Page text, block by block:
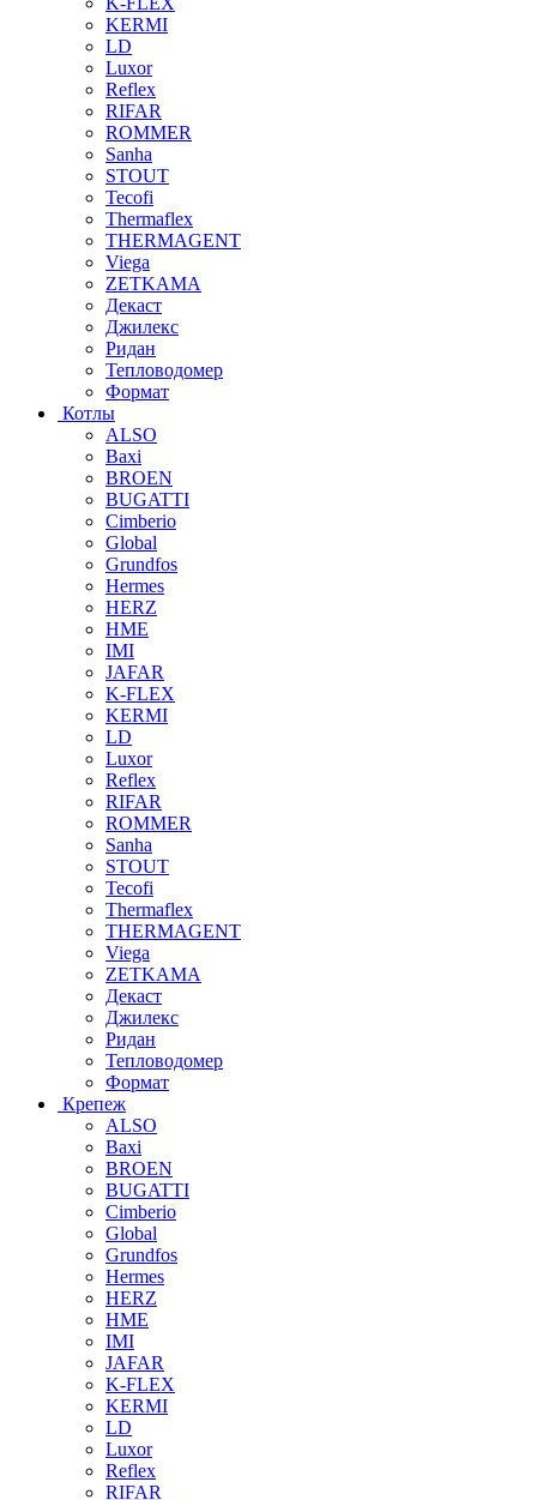
KERMI
LD
Luxor
Reflex
RIFAR
ROMMER
Sanha
STOUT
Tecofi
Thermaflex
THERMAGENT
Viega
ZETKAMA
Декаст
Джилекс
Ридан
Тепловодомер
Формат
Котлы
ALSO
Baxi
BROEN
BUGATTI
Cimberio
Global
Grundfos
Hermes
HERZ
HME
IMI
JAFAR
K-FLEX
KERMI
LD
Luxor
Reflex
RIFAR
ROMMER
Sanha
STOUT
Tecofi
Thermaflex
THERMAGENT
Viega
ZETKAMA
Декаст
Джилекс
Ридан
Тепловодомер
Формат
Крепеж
ALSO
Baxi
BROEN
BUGATTI
Cimberio
Global
Grundfos
Hermes
HERZ
HME
IMI
JAFAR
K-FLEX
KERMI
LD
Luxor
Reflex
RIFAR